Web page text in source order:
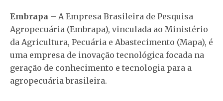
Embrapa – A Empresa Brasileira de Pesquisa
Agropecuária (Embrapa), vinculada ao Ministério
da Agricultura, Pecuária e Abastecimento (Mapa), é
uma empresa de inovação tecnológica focada na
geração de conhecimento e tecnologia para a
agropecuária brasileira.